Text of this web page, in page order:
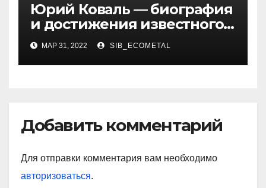
Юрий Коваль — биография
и достижения известного
украинского дизайнера
МАР 31, 2022 SIB_ECOMETAL
Добавить комментарий
Для отправки комментария вам необходимо
авторизоваться.